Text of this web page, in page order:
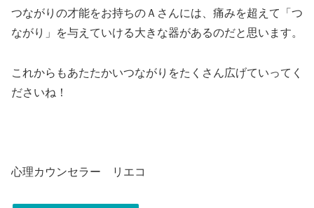
つながりの才能をお持ちのＡさんには、痛みを超えて「つ
ながり」を与えていける大きな器があるのだと思います。
これからもあたたかいつながりをたくさん広げていってく
ださいね！
心理カウンセラー リエコ